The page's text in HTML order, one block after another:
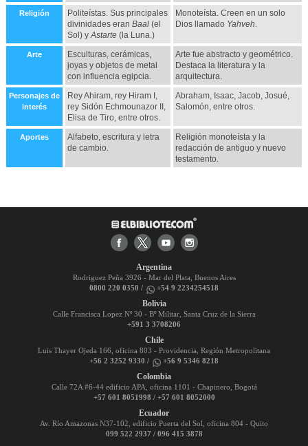
Religión
Politeístas. Sus principales
divinidades eran Baal(el
Sol) yAstarte(la Luna.)
Monoteísta. Creen en un solo
Dios llamado Yahveh.
Arte
Esculturas, cerámicas,
joyas y objetos de metal
con influencia egipcia.
Arte fue abstracto y geométrico.
Destaca la literatura y la
arquitectura.
Personajes de
interés
Rey Ahiram, rey Hiram I,
rey Sidón Echmounazor II,
Elisa de Tiro, entre otros.
Abraham, Isaac, Jacob, Josué,
Salomón, entre otros.
Aportes
Alfabeto, escritura y letra
de cambio.
Religión monoteísta y la
redacción de antiguo y nuevo
testamento.
Argentina
Rodriguez Peña 3926 - Mar del Plata, Buenos Aires
0800 220 0350 /
+54 9 2234254518
Bolivia
Calle Francisca Lopez Nº 30 - Bº Militar, Santa Cruz de la Sierra
+591 3 3708206
Chile
Luis Thayer Ojeda 166, oficina 803 - Providencia, Región Metropolitana
+56 2 3252 9330 /
+56 9 5346 8218
Colombia
Calle 72A #6-44 edificio APA, oficina 1101 - Chapinero, Bogotá
+57 601 8051998 / +57 601 8052000
Ecuador
Av. Río Amazonas N37-102, edificio Puerta del Sol, oficina 804 - Quito
099 522 2937 / 096 415 3878